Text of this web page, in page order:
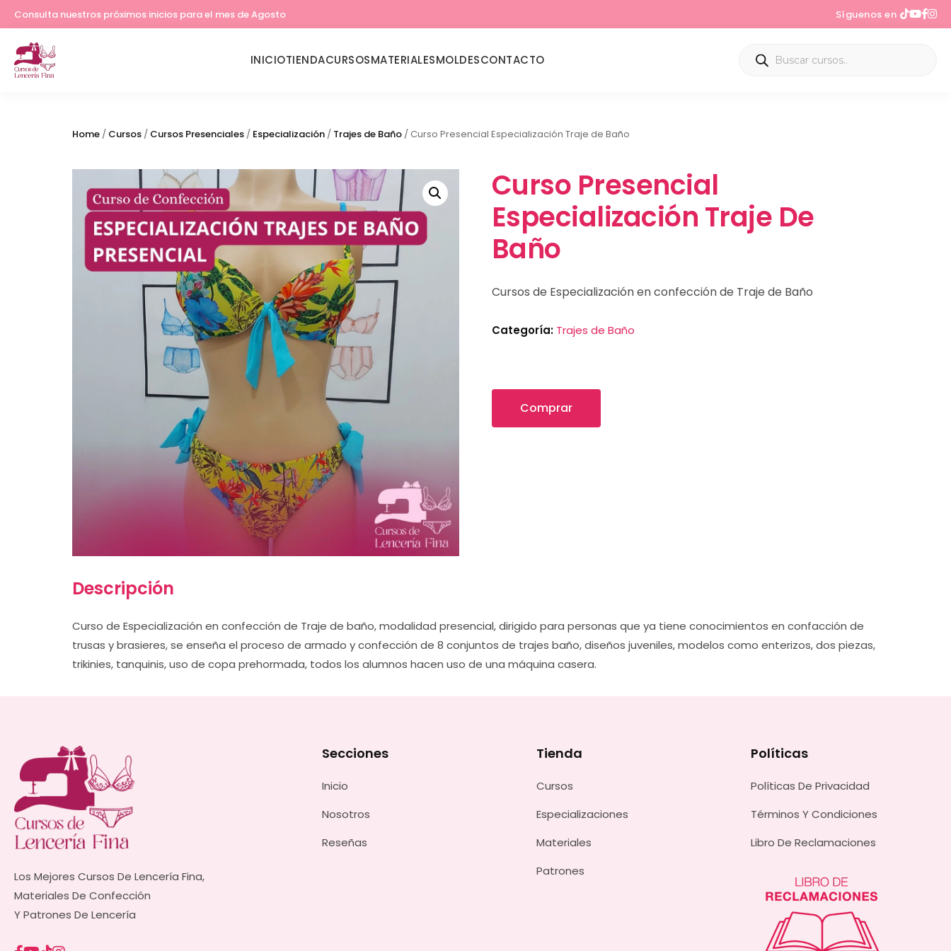
Consulta nuestros próximos inicios para el mes de Agosto
Lleva tu costura a otro nivel Síguenos en
INICIOTIENDACURSOSMATERIALESMOLDESCONTACTO
Home / Cursos / Cursos Presenciales / Especialización / Trajes de Baño / Curso Presencial Especialización Traje de Baño
Curso Presencial
Especialización Traje De
Baño
Cursos de Especialización en confección de Traje de Baño
Categoría: Trajes de Baño
Comprar
Descripción
Curso de Especialización en confección de Traje de baño, modalidad presencial, dirigido para personas que ya tiene conocimientos en confacción de
trusas y brasieres, se enseña el proceso de armado y confección de 8 conjuntos de trajes baño, diseños juveniles, modelos como enterizos, dos piezas,
trikinies, tanquinis, uso de copa prehormada, todos los alumnos hacen uso de una máquina casera.
Los Mejores Cursos De Lencería Fina,
Materiales De Confección
Y Patrones De Lencería
Secciones
Inicio
Nosotros
Reseñas
Tienda
Cursos
Especializaciones
Materiales
Patrones
Políticas
Políticas De Privacidad
Términos Y Condiciones
Libro De Reclamaciones